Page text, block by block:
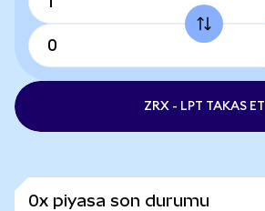
ZRX - LPT TAKAS ET
0x piyasa son durumu